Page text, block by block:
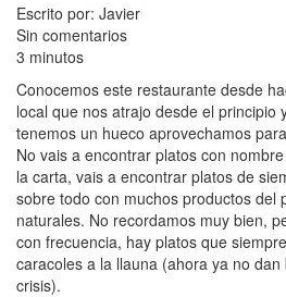
Escrito por: Javier
Sin comentarios
3 minutos
Conocemos este restaurante desde
local que nos atrajo desde el principio
tenemos un hueco aprovechamos
No vais a encontrar platos con
la carta, vais a encontrar platos de
sobre todo con muchos productos del
naturales. No recordamos muy bien,
con frecuencia, hay platos que
caracoles a la llauna (ahora ya no
crisis).